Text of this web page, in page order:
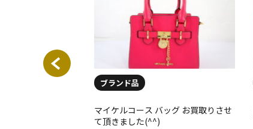
ブランド品
マイケルコース バッグ お買取りさせ
て頂きました(^^)